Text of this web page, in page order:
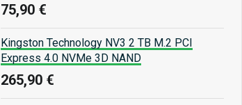
75,90 €
Kingston Technology NV3 2 TB M.2 PCI
Express 4.0 NVMe 3D NAND
265,90 €